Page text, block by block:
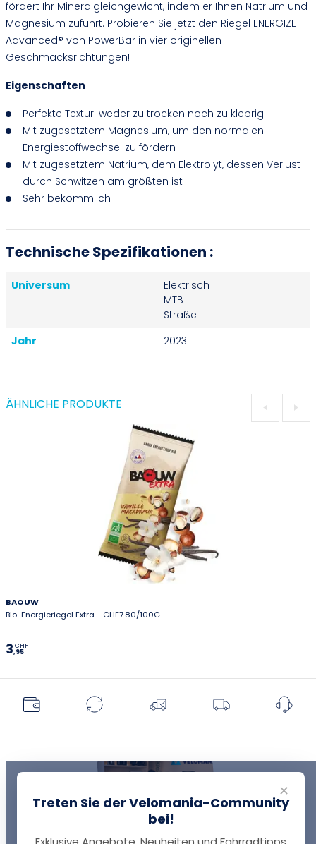
fördert Ihr Mineralgleichgewicht, indem er Ihnen Natrium und
Magnesium zuführt. Probieren Sie jetzt den Riegel ENERGIZE
Advanced® von PowerBar in vier originellen
Geschmacksrichtungen!
Eigenschaften
Perfekte Textur: weder zu trocken noch zu klebrig
Mit zugesetztem Magnesium, um den normalen
Energiestoffwechsel zu fördern
Mit zugesetztem Natrium, dem Elektrolyt, dessen Verlust
durch Schwitzen am größten ist
Sehr bekömmlich
Technische Spezifikationen :
Universum
Elektrisch
MTB
Straße
Jahr
2023
ÄHNLICHE PRODUKTE
BAOUW
Bio-Energieriegel Extra - CHF7.80/100G
3,95
CHF
✕
Treten Sie der Velomania-Community
bei!